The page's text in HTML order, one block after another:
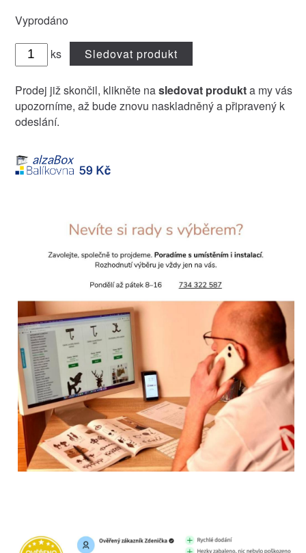
Vyprodáno
ks Sledovat produkt
Prodej již skončil, klikněte nasledovat produkta my vás
upozorníme, až bude znovu naskladněný a připravený k
odeslání.